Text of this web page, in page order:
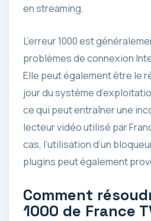
en streaming.
L’erreur 1000 est
problèmes de connexion
Elle peut également être le
jour du système
ce qui peut entraîner une
lecteur vidéo utilisé par
cas, l’utilisation d’un
plugins peut également
Comment
1000 de France